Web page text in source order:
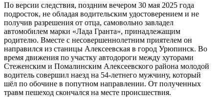
По версии следствия, поздним вечером 30 мая 2025 года
подросток, не обладая водительским удостоверением и не
получив разрешения от отца, самовольно завладел
автомобилем марки «Лада Гранта», принадлежащим
родителю. Вместе с несовершеннолетним приятелем он
направился из станицы Алексеевская в город Урюпинск. Во
время движения по участку автодороги между хуторами
Стеженским и Помалинским Алексеевского района молодой
водитель совершил наезд на 54-летнего мужчину, который
шёл по обочине в попутном направлении. От полученных
травм пешеход скончался на месте происшествия.